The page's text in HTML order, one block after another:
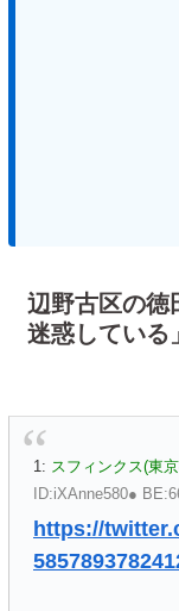
辺野古区の徳
迷惑している」
1: スフィンクス(東
ID:iXAnne580●
https://